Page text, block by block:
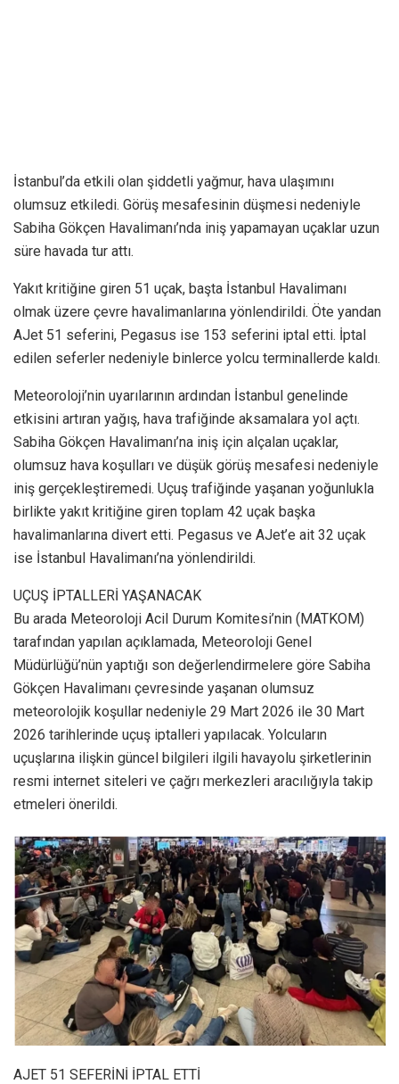
İstanbul’da etkili olan şiddetli yağmur, hava ulaşımını
olumsuz etkiledi. Görüş mesafesinin düşmesi nedeniyle
Sabiha Gökçen Havalimanı’nda iniş yapamayan uçaklar uzun
süre havada tur attı.
Yakıt kritiğine giren 51 uçak, başta İstanbul Havalimanı
olmak üzere çevre havalimanlarına yönlendirildi. Öte yandan
AJet 51 seferini, Pegasus ise 153 seferini iptal etti. İptal
edilen seferler nedeniyle binlerce yolcu terminallerde kaldı.
Meteoroloji’nin uyarılarının ardından İstanbul genelinde
etkisini artıran yağış, hava trafiğinde aksamalara yol açtı.
Sabiha Gökçen Havalimanı’na iniş için alçalan uçaklar,
olumsuz hava koşulları ve düşük görüş mesafesi nedeniyle
iniş gerçekleştiremedi. Uçuş trafiğinde yaşanan yoğunlukla
birlikte yakıt kritiğine giren toplam 42 uçak başka
havalimanlarına divert etti. Pegasus ve AJet’e ait 32 uçak
ise İstanbul Havalimanı’na yönlendirildi.
UÇUŞ İPTALLERİ YAŞANACAK
Bu arada Meteoroloji Acil Durum Komitesi’nin (MATKOM)
tarafından yapılan açıklamada, Meteoroloji Genel
Müdürlüğü’nün yaptığı son değerlendirmelere göre Sabiha
Gökçen Havalimanı çevresinde yaşanan olumsuz
meteorolojik koşullar nedeniyle 29 Mart 2026 ile 30 Mart
2026 tarihlerinde uçuş iptalleri yapılacak. Yolcuların
uçuşlarına ilişkin güncel bilgileri ilgili havayolu şirketlerinin
resmi internet siteleri ve çağrı merkezleri aracılığıyla takip
etmeleri önerildi.
AJET 51 SEFERİNİ İPTAL ETTİ